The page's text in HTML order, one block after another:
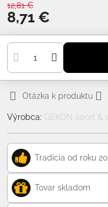
12,81 €
8,71 €
Otázka k produktu
Výrobca: GEKON sport &
Tradícia od roku
Tovar skladom